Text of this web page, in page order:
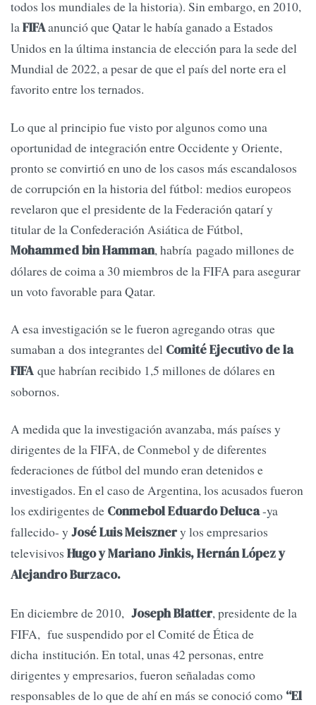
todos los mundiales de la historia). Sin embargo, en 2010,
laFIFAanunció que Qatar le había ganado a Estados
Unidos en la última instancia de elección para la sede del
Mundial de 2022, a pesar de que el país del norte era el
favorito entre los ternados.
Lo que al principio fue visto por algunos como una
oportunidad de integración entre Occidente y Oriente,
pronto se convirtió en uno de los casos más escandalosos
de corrupción en la historia del fútbol: medios europeos
revelaron que el presidente de la Federación qatarí y
titular de la Confederación Asiática de Fútbol,
Mohammed bin Hamman, habría pagado millones de
dólares de coima a 30 miembros de la FIFA para asegurar
un voto favorable para Qatar.
A esa investigación se le fueron agregando otras que
sumaban a dos integrantes del Comité Ejecutivo de la
FIFAque habrían recibido 1,5 millones de dólares en
sobornos.
A medida que la investigación avanzaba, más países y
dirigentes de la FIFA, de Conmebol y de diferentes
federaciones de fútbol del mundo eran detenidos e
investigados. En el caso de Argentina, los acusados fueron
los exdirigentes de Conmebol Eduardo Deluca-ya
fallecido- y José Luis Meisznery los empresarios
televisivos Hugo y Mariano Jinkis, Hernán López y
Alejandro Burzaco.
En diciembre de 2010, Joseph Blatter, presidente de la
FIFA, fue suspendido por el Comité de Ética de
dicha institución. En total, unas 42 personas, entre
dirigentes y empresarios, fueron señaladas como
responsables de lo que de ahí en más se conoció como “El